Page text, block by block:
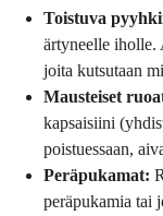
Toistuva
ärtyneelle iholle.
joita kutsutaan
Mausteiset
kapsaisiini
poistuessaan,
Peräpukamat:
peräpukamia tai